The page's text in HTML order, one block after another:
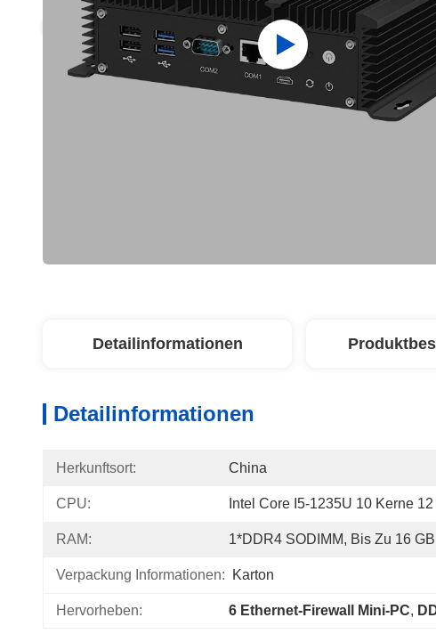
Detailinformationen
Detailinformationen
Herkunftsort: China
CPU: Intel Core I5-1235U 10 Kerne
RAM: 1*DDR4 SODIMM, Bis Zu 16 GB
Verpackung Informationen: Karton
Hervorheben: 6 Ethernet-Firewall Mini-PC,